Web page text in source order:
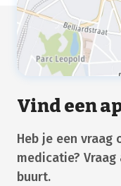
Vind een
Heb je een
medicatie?
buurt.